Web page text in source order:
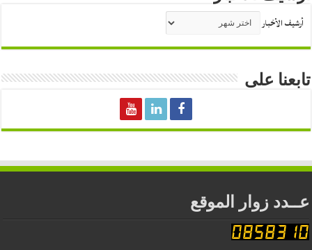
أرشيف الأخبار
تابعنا على
عــدد زوار الموقع